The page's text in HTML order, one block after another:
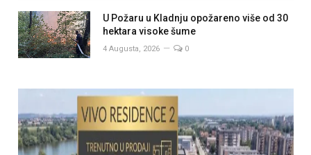
U Požaru u Kladnju opožareno više od 30
hektara visoke šume
4 Augusta, 2026 0